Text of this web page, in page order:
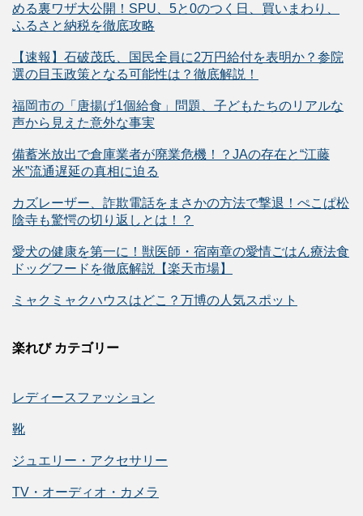
める裏ワザ大公開！SPU、5と0のつく日、買いまわり、
ふるさと納税を徹底攻略
【速報】石破茂氏、国民全員に2万円給付を表明か？参院
選の目玉政策となる可能性は？徹底解説！
福岡市の「唐揚げ1個給食」問題、子どもたちのリアルな
声から見えた意外な事実
備蓄米放出で倉庫業者が廃業危機！？JAの存在と“江藤
米”流通遅延の真相に迫る
カズレーザー、詐欺電話をまさかの方法で撃退！ぺこぱ松
陰寺も驚愕の切り返しとは！？
愛犬の健康を第一に！獣医師・宿南章の愛情ごはん療法食
ドッグフードを徹底解説【楽天市場】
ミャクミャクハウスはどこ？万博の人気スポット
楽れび カテゴリー
レディースファッション
靴
ジュエリー・アクセサリー
TV・オーディオ・カメラ